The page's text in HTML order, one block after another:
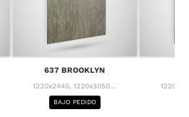
637 BROOKLYN
1220x2440, 1220x3050...
BAJO PEDIDO